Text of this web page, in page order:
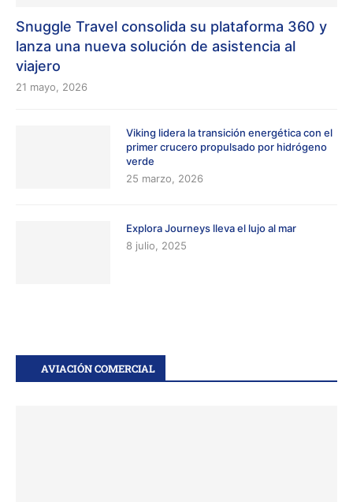
Snuggle Travel consolida su plataforma 360 y
lanza una nueva solución de asistencia al
viajero
21 mayo, 2026
Viking lidera la transición energética con el
primer crucero propulsado por hidrógeno
verde
25 marzo, 2026
Explora Journeys lleva el lujo al mar
8 julio, 2025
AVIACIÓN COMERCIAL